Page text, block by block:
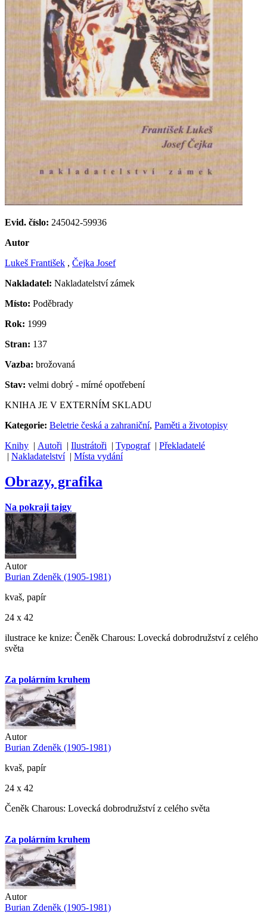
Evid. číslo: 245042-59936
Autor
Lukeš František , Čejka Josef
Nakladatel: Nakladatelství zámek
Místo: Poděbrady
Rok: 1999
Stran: 137
Vazba: brožovaná
Stav: velmi dobrý - mírné opotřebení
KNIHA JE V EXTERNÍM SKLADU
Kategorie: Beletrie česká a zahraniční, Paměti a životopisy
Knihy | Autoři | Ilustrátoři | Typograf| Překladatelé
| Nakladatelství| Místa vydání
Obrazy, grafika
Na pokraji tajgy
Autor
Burian Zdeněk (1905-1981)
kvaš, papír
24 x 42
ilustrace ke knize: Čeněk Charous: Lovecká dobrodružství z celého
světa
Za polárním kruhem
Autor
Burian Zdeněk (1905-1981)
kvaš, papír
24 x 42
Čeněk Charous: Lovecká dobrodružství z celého světa
Za polárním kruhem
Autor
Burian Zdeněk (1905-1981)